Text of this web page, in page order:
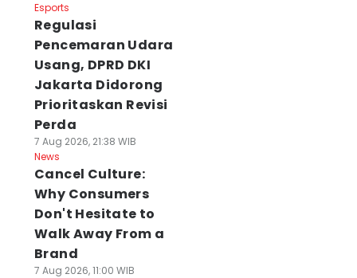
Esports
Regulasi
Pencemaran Udara
Usang, DPRD DKI
Jakarta Didorong
Prioritaskan Revisi
Perda
7 Aug 2026, 21:38 WIB
News
Cancel Culture:
Why Consumers
Don't Hesitate to
Walk Away From a
Brand
7 Aug 2026, 11:00 WIB